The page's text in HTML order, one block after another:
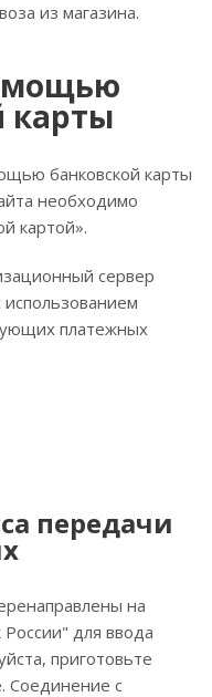
из магазина.
карты
банковской карты
необходимо
картой».
сервер
платежных
передачи
на
для ввода
приготовьте
Соединение с